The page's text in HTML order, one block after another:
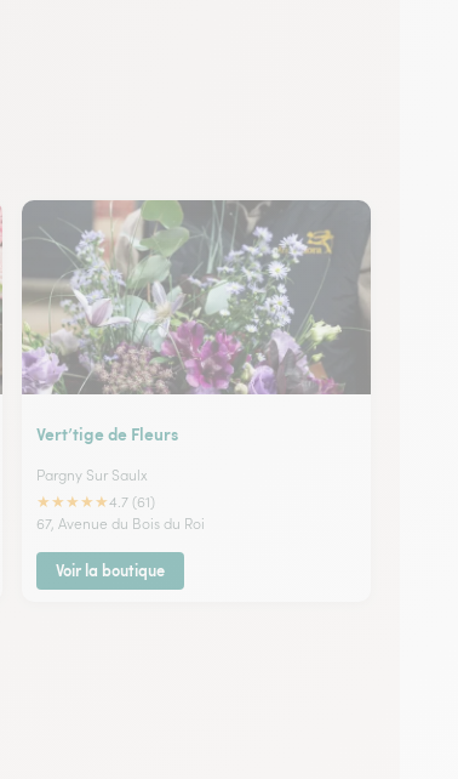
Vert’tige de Fleurs
Pargny Sur Saulx
★★★★★4.7 (61)
67, Avenue du Bois du Roi
Voir la boutique